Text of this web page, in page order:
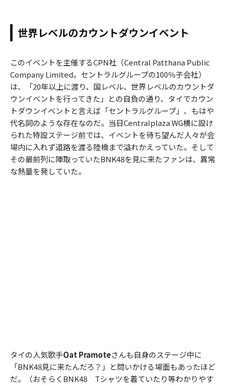
世界レベルのカウントダウンイベント
このイベントを主催するCPN社（Central Patthana Public
Company Limited。セントラルグループの100％子会社）
は、「20年以上に渡り、国レベル、世界レベルのカウントダ
ウンイベントを行ってきた」との自負の通り、タイでカウン
トダウンイベントと言えば「セントラルグループ」、もはや
代名詞のような存在なのだ。当日Centralplaza WG横に設け
られた特設ステージ前では、イベントを待ち望んだ人々が会
場内に入れず道路を渡る陸橋まで溢れかえっていた。そして
その最前列に陣取っていたBNK48を見に来たファンは、異常
な熱量を発していた。
タイの人気歌手Oat Pramoteさんも自身のステージ中に
「BNK48見に来たんだろ？」と問いかける場面もあったほど
だ。（おそらくBNK48 Tシャツを着ていたり等わかりやす